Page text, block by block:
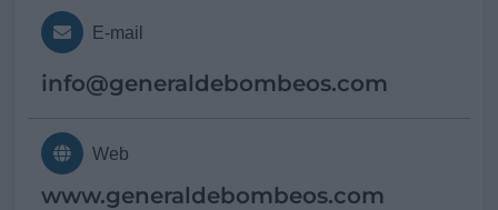
E-mail
info@generaldebombeos.com
Web
www.generaldebombeos.com